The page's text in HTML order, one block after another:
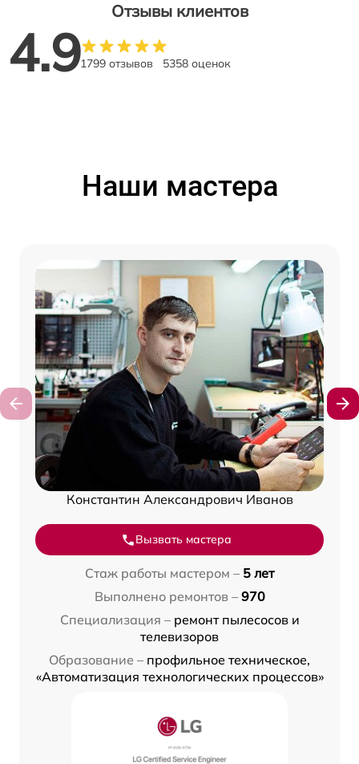
Отзывы клиентов
4.91799 отзывов 5358 оценок
Наши мастера
Константин Александрович Иванов
Вызвать мастера
Стаж работы мастером – 5 лет
Выполнено ремонтов – 970
Специализация – ремонт пылесосов и
телевизоров
Образование – профильное техническое,
«Автоматизация технологических процессов»